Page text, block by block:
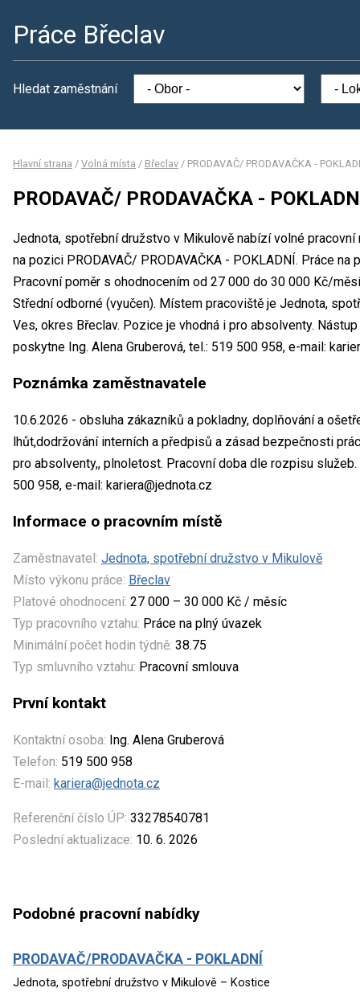
Práce Břeclav
Hledat zaměstnání
Hlavní strana / Volná místa / Břeclav / PRODAVAČ/ PRODAVAČKA -
PRODAVAČ/ PRODAVAČKA -
Jednota, spotřební družstvo v Mikulově nabízí volné
na pozici PRODAVAČ/ PRODAVAČKA - POKLADNÍ. Práce
Pracovní poměr s ohodnocením od 27 000 do 30 000 Kč/
Střední odborné (vyučen). Místem pracoviště je Jednota,
Ves, okres Břeclav. Pozice je vhodná i pro absolventy.
poskytne Ing. Alena Gruberová, tel.: 519 500 958, e-mail:
Poznámka zaměstnavatele
10.6.2026 - obsluha zákazníků a pokladny, doplňování a
lhůt,dodržování interních a předpisů a zásad bezpečnosti
pro absolventy,, plnoletost. Pracovní doba dle rozpisu služeb.
500 958, e-mail: kariera@jednota.cz
Informace o pracovním místě
Zaměstnavatel: Jednota, spotřební družstvo v Mikulově
Místo výkonu práce: Břeclav
Platové ohodnocení: 27 000 – 30 000 Kč / měsíc
Typ pracovního vztahu: Práce na plný úvazek
Minimální počet hodin týdně: 38.75
Typ smluvního vztahu: Pracovní smlouva
První kontakt
Kontaktní osoba: Ing. Alena Gruberová
Telefon: 519 500 958
E-mail: kariera@jednota.cz
Referenční číslo ÚP: 33278540781
Poslední aktualizace: 10. 6. 2026
Podobné pracovní nabídky
PRODAVAČ/PRODAVAČKA - POKLADNÍ
Jednota, spotřební družstvo v Mikulově – Kostice